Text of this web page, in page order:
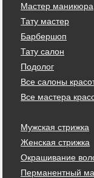
Мастер маникюра
Тату мастер
Барбершоп
Тату салон
Подолог
Все салоны
Все мастера
Мужская стрижка
Женская стрижка
Окрашивание
Перманентный